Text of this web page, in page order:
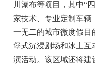
川瀑布等项目，其中“
家技术、专业定制车辆
一无二的城市微度假目
堡式沉浸剧场和冰上互
演活动。该区域还将建